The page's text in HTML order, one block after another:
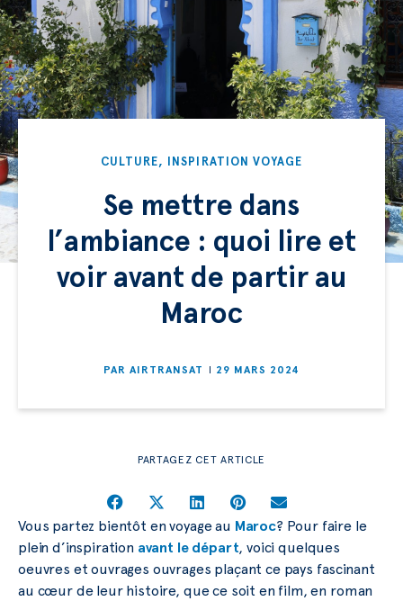
CULTURE, INSPIRATION VOYAGE
Se mettre dans
l’ambiance : quoi lire et
voir avant de partir au
Maroc
PAR AIRTRANSAT 29 MARS 2024
PARTAGEZ CET ARTICLE
Vous partez bientôt en voyage au Maroc? Pour faire le
plein d’inspiration avant le départ, voici quelques
oeuvres et ouvrages ouvrages plaçant ce pays fascinant
au cœur de leur histoire, que ce soit en film, en roman